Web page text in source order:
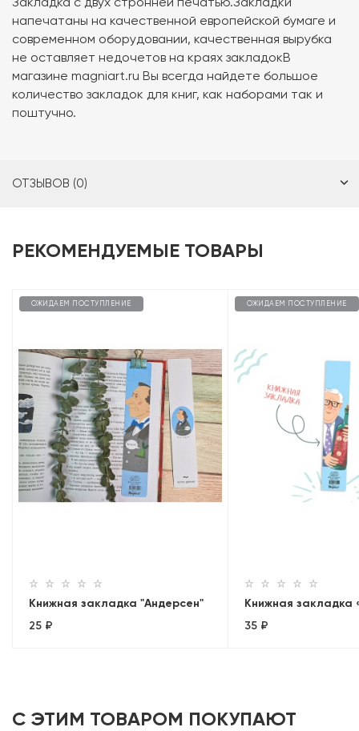
напечатаны на качественной европейской бумаге и
современном оборудовании, качественная вырубка
не оставляет недочетов на краях закладокВ
магазине magniart.ru Вы всегда найдете большое
количество закладок для книг, как наборами так и
поштучно.
ОТЗЫВОВ (0)
РЕКОМЕНДУЕМЫЕ ТОВАРЫ
ОЖИДАЕМ ПОСТУПЛЕНИЕ
Книжная закладка "Андерсен"
25 ₽
ОЖИДАЕМ ПОСТУПЛЕНИЕ
Книжная закладка
35 ₽
С ЭТИМ ТОВАРОМ ПОКУПАЮТ